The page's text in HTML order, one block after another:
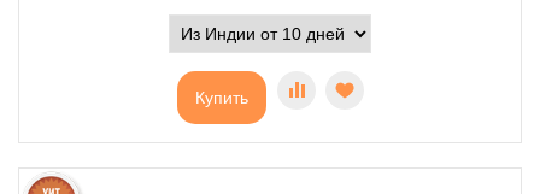
Купить